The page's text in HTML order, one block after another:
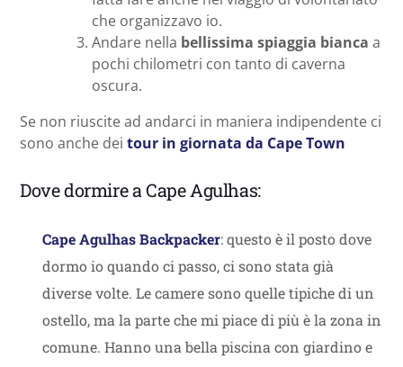
che organizzavo io.
Andare nella bellissima spiaggia bianca a
pochi chilometri con tanto di caverna
oscura.
Se non riuscite ad andarci in maniera indipendente ci
sono anche dei tour in giornata da Cape Town
Dove dormire a Cape Agulhas:
Cape Agulhas Backpacker: questo è il posto dove
dormo io quando ci passo, ci sono stata già
diverse volte. Le camere sono quelle tipiche di un
ostello, ma la parte che mi piace di più è la zona in
comune. Hanno una bella piscina con giardino e